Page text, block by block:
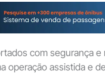
com segurança e
operação assistida e